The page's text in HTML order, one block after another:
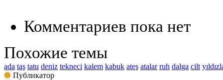
Комментариев пока нет
Похожие темы
ada taş tatu deniz tekneci kalem kabuk ateş atalar ruh dalga cilt
Публикатор